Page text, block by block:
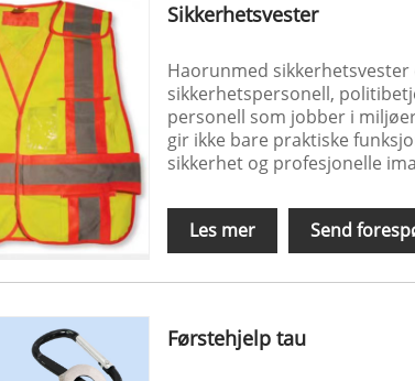
Sikkerhetsvester
Haorunmed
sikkerhetspersonell,
personell som jobber i
gir ikke bare praktiske
sikkerhet og profesjonelle
Les mer Send
Førstehjelp tau